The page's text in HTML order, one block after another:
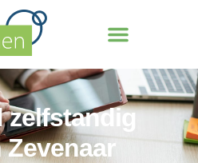
zelfstandig